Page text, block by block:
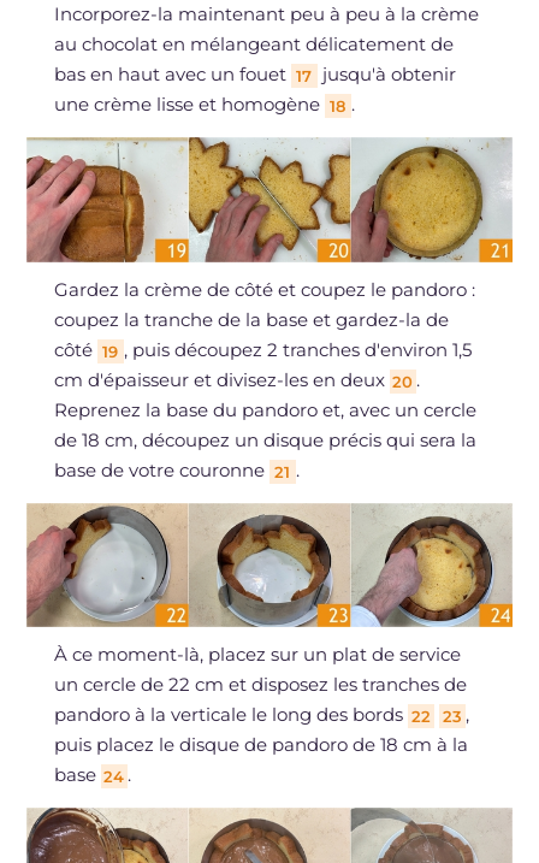
Incorporez-la maintenant peu à peu à la crème
au chocolat en mélangeant délicatement de
bas en haut avec un fouet 17
jusqu'à obtenir
une crème lisse et homogène 18 .
Gardez la crème de côté et coupez le pandoro :
coupez la tranche de la base et gardez-la de
côté 19 , puis découpez 2 tranches d'environ 1,5
cm d'épaisseur et divisez-les en deux 20 .
Reprenez la base du pandoro et, avec un cercle
de 18 cm, découpez un disque précis qui sera la
base de votre couronne 21 .
À ce moment-là, placez sur un plat de service
un cercle de 22 cm et disposez les tranches de
pandoro à la verticale le long des bords 22 23 ,
puis placez le disque de pandoro de 18 cm à la
base 24 .